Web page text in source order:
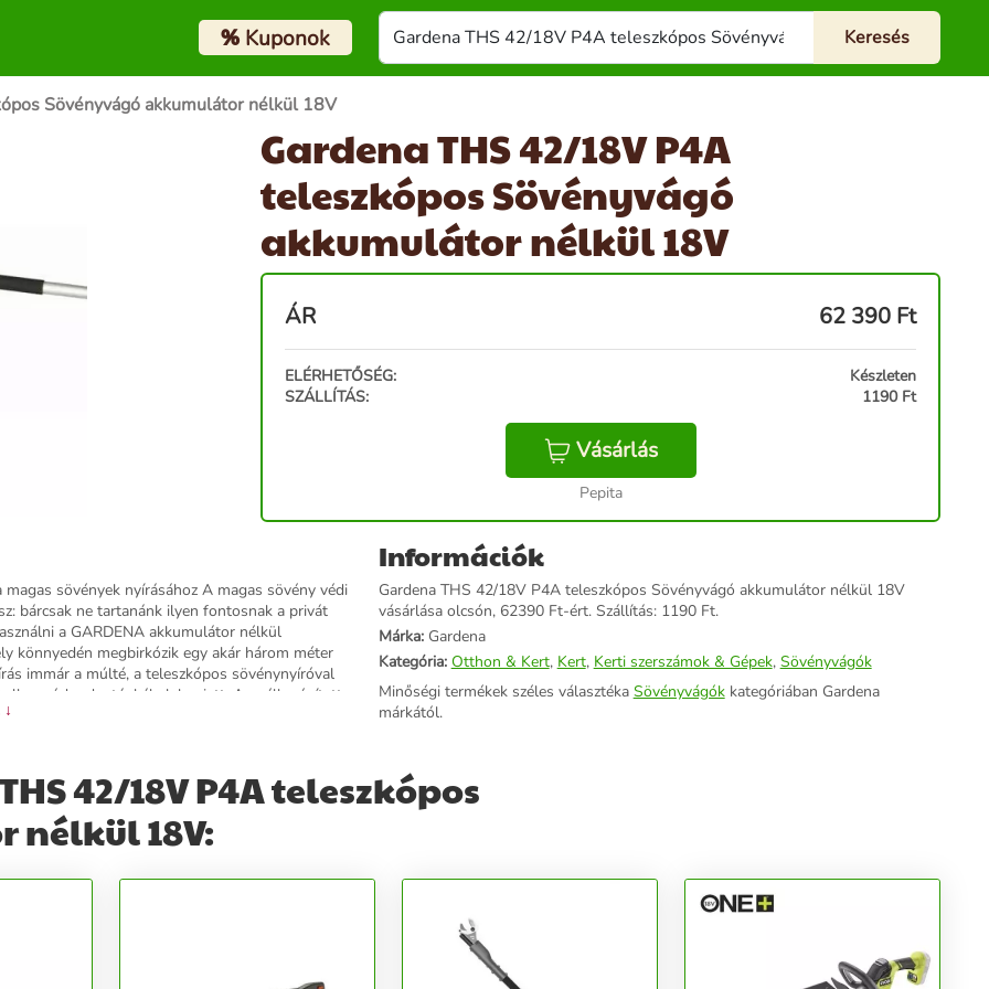
%Kuponok
Sövényvágó akkumulátor nélkül 18V
Gardena THS 42/18V P4A
teleszkópos Sövényvágó
akkumulátor nélkül 18V
ÁR 62 390 Ft
ELÉRHETŐSÉG:
Készleten
SZÁLLÍTÁS:
1190 Ft
Vásárlás
Pepita
sövények nyírásához A magas sövény védi
bárcsak ne tartanánk ilyen fontosnak a privát
a GARDENA akkumulátor nélkül
könnyedén megbirkózik egy akár három méter
immár a múlté, a teleszkópos sövénynyíróval
aggódnod a tápkábelek miatt. A nyélbe épített
A sövénynyíró a POWER FOR ALL
markolata ergonómikus kialakítású,
illeszkedik a kezedbe, még akkor is, ha a
méteres tartomány használatát. A sövény
- ez a funkció nagyon kényelmes a talajtakaró
optimális kialakítása gondoskodik a hatékony és
akkumulátor és akkumulátor-töltő
minden 18V-os akkumulátorával
Információk
Gardena THS 42/18V P4A teleszkópos Sövényvágó akkumulátor nélkül 18V
vásárlása olcsón, 62390 Ft-ért. Szállítás: 1190 Ft.
Márka:Gardena
Kategória: Otthon & Kert, Kert, Kerti szerszámok & Gépek, Sövényvágók
Minőségi termékek széles választéka Sövényvágókkategóriában Gardena
márkától.
42/18V P4A teleszkópos
nélkül 18V: